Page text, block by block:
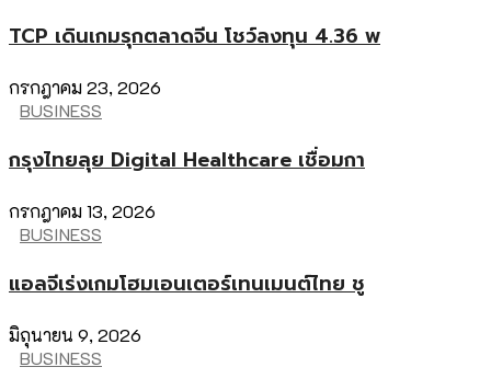
TCP เดินเกมรุกตลาดจีน โชว์ลงทุน 4.36 พ
กรกฎาคม 23, 2026
BUSINESS
กรุงไทยลุย Digital Healthcare เชื่อมกา
กรกฎาคม 13, 2026
BUSINESS
แอลจีเร่งเกมโฮมเอนเตอร์เทนเมนต์ไทย ชู
มิถุนายน 9, 2026
BUSINESS